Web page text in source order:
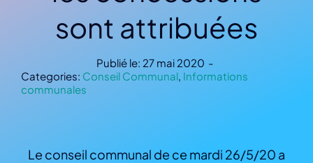
Liens Utiles
Liens Utilessont attribuées
Publié le: 27 mai 2020 -
Categories: Conseil Communal, Informations
communales
Le conseil communal de ce mardi 26/5/20 a